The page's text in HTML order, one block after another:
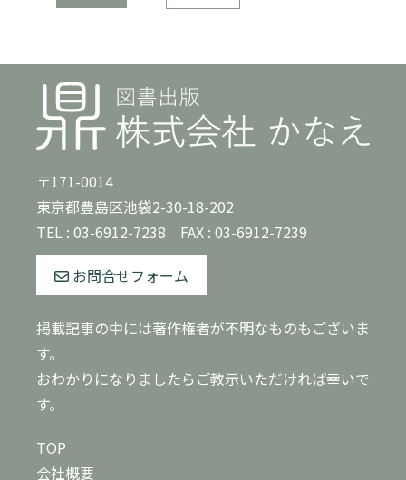
〒171-0014
東京都豊島区池袋2-30-18-202
TEL : 03-6912-7238 FAX : 03-6912-7239
お問合せフォーム
掲載記事の中には著作権者が不明なものもございま
す。
おわかりになりましたらご教示いただければ幸いで
す。
TOP
会社概要